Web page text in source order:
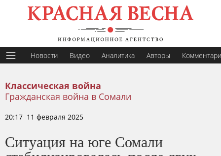
Новости Видео Аналитика Авторы
Классическая война
Гражданская война в Сомали
20:17 11 февраля 2025
Ситуация на юге Сомали